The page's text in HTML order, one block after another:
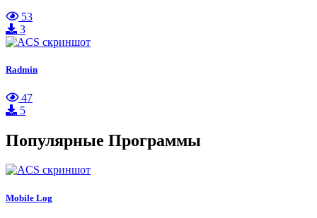
53
3
Radmin
47
5
Популярные Программы
Mobile Log